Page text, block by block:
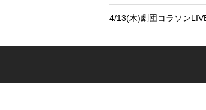
4/13(木)劇団コラソン